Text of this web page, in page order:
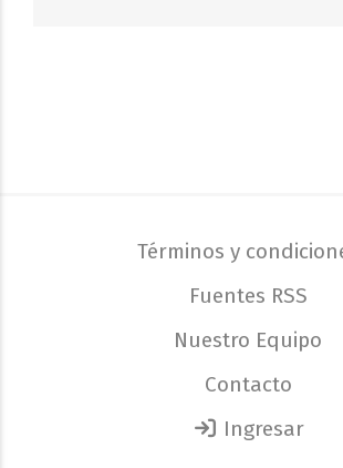
Términos y
Fuentes RSS
Nuestro Equipo
Contacto
Ingresar